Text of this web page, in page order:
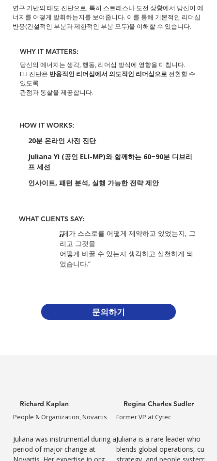
연구 기반의 태도 진단으로, 특히 스트레스나 도전 상황에서 당신이 에
너지를 어떻게 발휘하는지를 보여줍니다. 이를 통해 기본적인 리더십
반응(건설적인 부분과 제한적인 부분 모두)을 이해할 수 있습니다.
WHY IT MATTERS:
당신의 에너지는 생각, 행동, 리더십 방식에 영향을 미칩니다.
ELI 진단은 반응적인 리더십에서 의도적인 리더십으로전환할 수
있도록
관점과 통찰을 제공합니다.
HOW IT WORKS:
20분 온라인 사전 진단
Juliana Yi (공인 ELI-MP)와 함께하는 60~90분 디브리
프 세션
인사이트, 패턴 분석, 실행 가능한 전략 제안
WHAT CLIENTS SAY:
“
“제가 스스로를 어떻게 제약하고 있었는지, 그
리고 그것을
어떻게 바꿀 수 있는지 생각하고 실천하게 되
었습니다.”
문의하기
Richard Kaplan
People & Organization, Novartis
Juliana was instrumental during a
period of major change at
Regina Charles Sudler
Former VP at Cytec
Juliana is a rare leader who
blends global operations,